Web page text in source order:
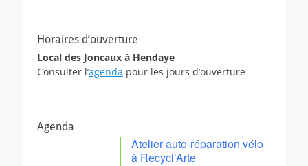
Horaires d’ouverture
Local des Joncaux à Hendaye
Consulter l’agenda pour les jours d’ouverture
Agenda
Atelier auto-réparation vélo
à Recycl’Arte